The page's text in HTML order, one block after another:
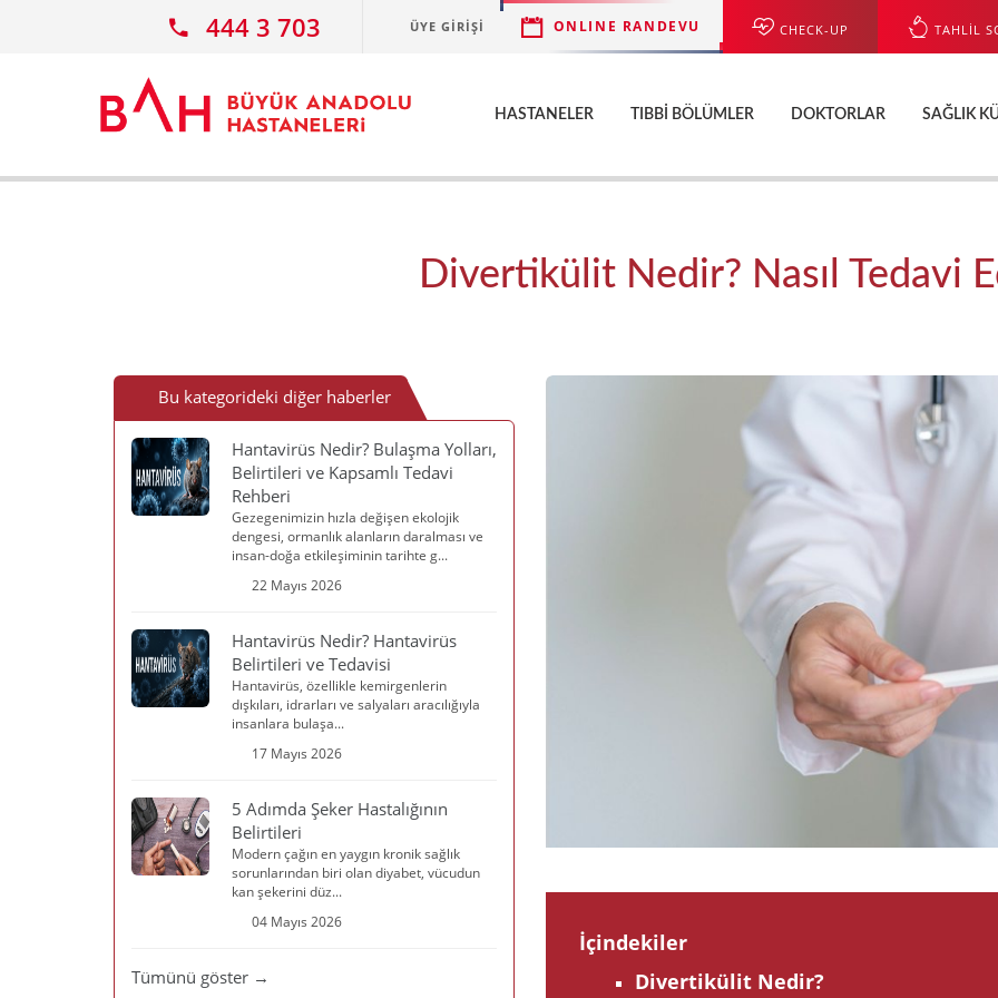
444 3 703 ÜYE GIRIŞI ONLINE RANDEVU CHECK-UP TAHLİL
HASTANELER TIBBI BÖLÜMLER DOKTORLAR SAĞLIK
Divertikülit Nedir? Nasıl Tedavi
İçindekiler
Divertikülit Nedir?
Bu kategorideki diğer haberler
Hantavirüs Nedir? Bulaşma Yolları,
Belirtileri ve Kapsamlı Tedavi
Rehberi
Gezegenimizin hızla değişen ekolojik
dengesi, ormanlık alanların daralması ve
insan-doğa etkileşiminin tarihte g...
22 Mayıs 2026
Hantavirüs Nedir? Hantavirüs
Belirtileri ve Tedavisi
Hantavirüs, özellikle kemirgenlerin
dışkıları, idrarları ve salyaları aracılığıyla
insanlara bulaşa...
17 Mayıs 2026
5 Adımda Şeker Hastalığının
Belirtileri
Modern çağın en yaygın kronik sağlık
sorunlarından biri olan diyabet, vücudun
kan şekerini düz...
04 Mayıs 2026
Tümünü göster →